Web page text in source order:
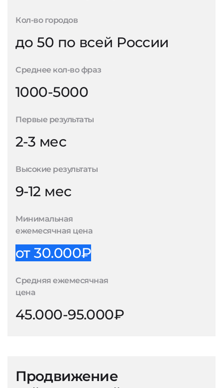
Кол-во городов
до 50 по всей России
Среднее кол-во фраз
1000-5000
Первые результаты
2-3 мес
Высокие результаты
9-12 мес
Минимальная
ежемесячная цена
от 30.000₽
Средняя ежемесячная
цена
45.000-95.000₽
Продвижение